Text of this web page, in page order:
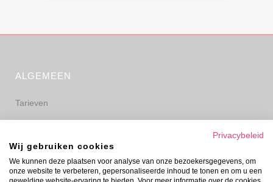
ALGEMEEN
Tarieven
Privacyverklaring
Disclaimer
Privacybeleid
Wij gebruiken cookies
We kunnen deze plaatsen voor analyse van onze bezoekersgegevens, om
onze website te verbeteren, gepersonaliseerde inhoud te tonen en om u een